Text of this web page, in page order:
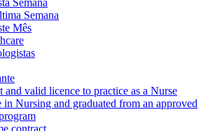
Semana
Mês
and valid licence to practice as a Nurse
in Nursing and graduated from an approved
contract